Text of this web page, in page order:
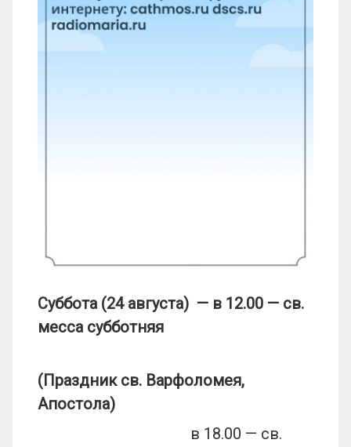
Суббота (24 августа) — в 12.00 — св.
месса субботняя
(Праздник св. Варфоломея,
Апостола)
в 18.00 — св.